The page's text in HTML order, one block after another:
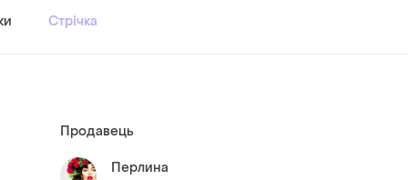
Стрічка
Продавець
Перлина